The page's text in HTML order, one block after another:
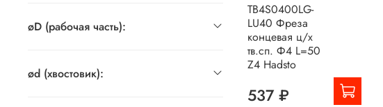
TB4S0400LG-
LU40 Фреза
концевая ц/х
тв.сп. Ф4 L=50
Z4 Hadsto
537 ₽
øD (рабочая часть):
ød (хвостовик):